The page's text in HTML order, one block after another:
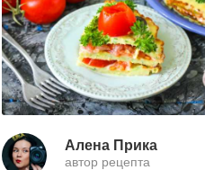
Алена Прика
автор рецепта